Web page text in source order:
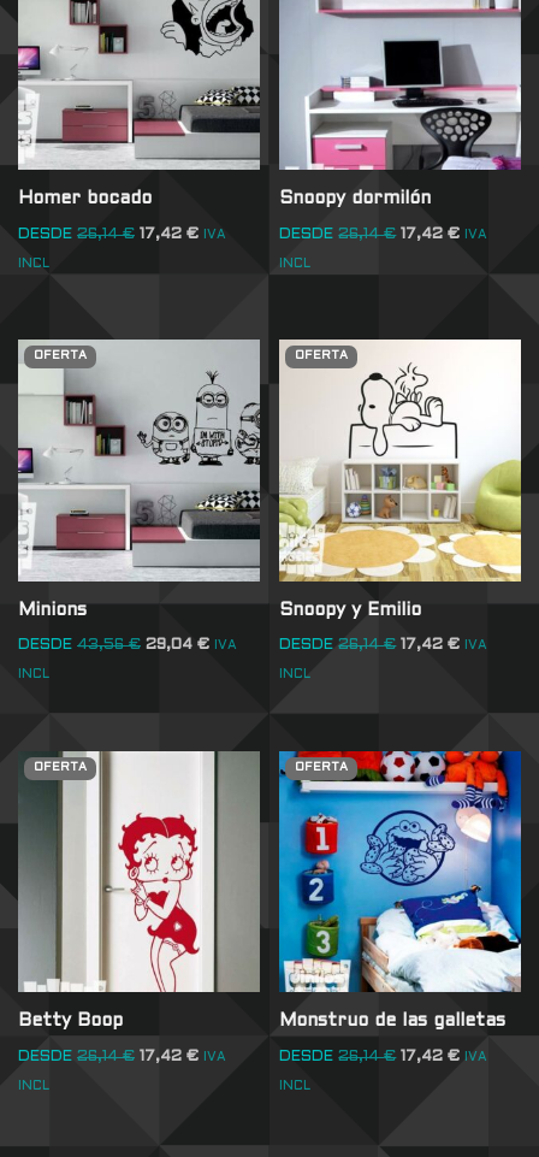
Homer bocado
DESDE 26,14€ 17,42 € IVA
INCL
Snoopy dormilón
DESDE 26,14€ 17,42€ IVA
INCL
OFERTA
Minions
DESDE 43,56€ 29,04 € IVA
INCL
OFERTA
Snoopy y Emilio
DESDE 26,14€ 17,42€ IVA
INCL
OFERTA
Betty Boop
DESDE 26,14€ 17,42 € IVA
INCL
OFERTA
Monstruo de las galletas
DESDE 26,14€ 17,42€ IVA
INCL